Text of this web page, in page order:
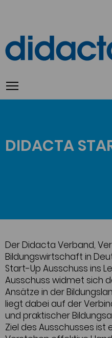
DIDACTA
Der Didacta Verband,
Bildungswirtschaft in
Start-Up Ausschuss ins
Ausschuss widmet sich
Ansätze in der
liegt dabei auf der
und praktischer
Ziel des Ausschusses ist